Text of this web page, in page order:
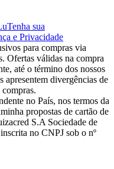
Tenha sua
e Privacidade
para compras via
Ofertas válidas na compra
até o término dos nossos
apresentem divergências de
no País, nos termos da
propostas de cartão de
S.A Sociedade de
no CNPJ sob o nº